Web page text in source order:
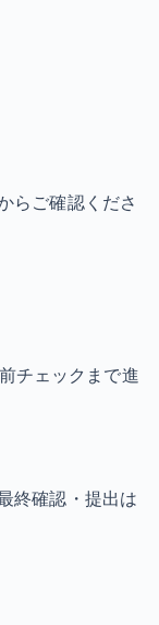
らご確認くださ
チェックまで進
終確認・提出は